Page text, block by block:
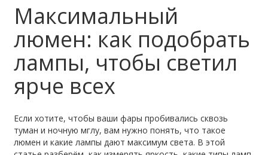
Максимальный
люмен: как подобрать
лампы, чтобы светил
ярче всех
Если хотите, чтобы ваши фары пробивались сквозь
туман и ночную мглу, вам нужно понять, что такое
люмен и какие лампы дают максимум света. В этой